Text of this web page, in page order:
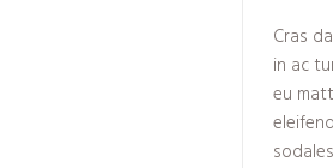
Cras
in ac
eu